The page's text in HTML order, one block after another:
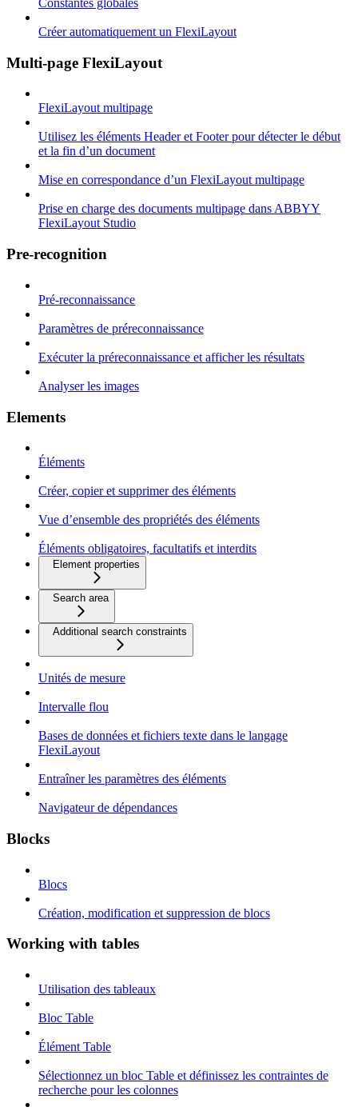
Constantes globales
Créer automatiquement un FlexiLayout
Multi-page FlexiLayout
FlexiLayout multipage
Utilisez les éléments Header et Footer pour détecter le début
et la fin d’un document
Mise en correspondance d’un FlexiLayout multipage
Prise en charge des documents multipage dans ABBYY
FlexiLayout Studio
Pre-recognition
Pré-reconnaissance
Paramètres de préreconnaissance
Exécuter la préreconnaissance et afficher les résultats
Analyser les images
Elements
Éléments
Créer, copier et supprimer des éléments
Vue d’ensemble des propriétés des éléments
Éléments obligatoires, facultatifs et interdits
Element properties
Search area
Additional search constraints
Unités de mesure
Intervalle flou
Bases de données et fichiers texte dans le langage
FlexiLayout
Entraîner les paramètres des éléments
Navigateur de dépendances
Blocks
Blocs
Création, modification et suppression de blocs
Working with tables
Utilisation des tableaux
Bloc Table
Élément Table
Sélectionnez un bloc Table et définissez les contraintes de
recherche pour les colonnes